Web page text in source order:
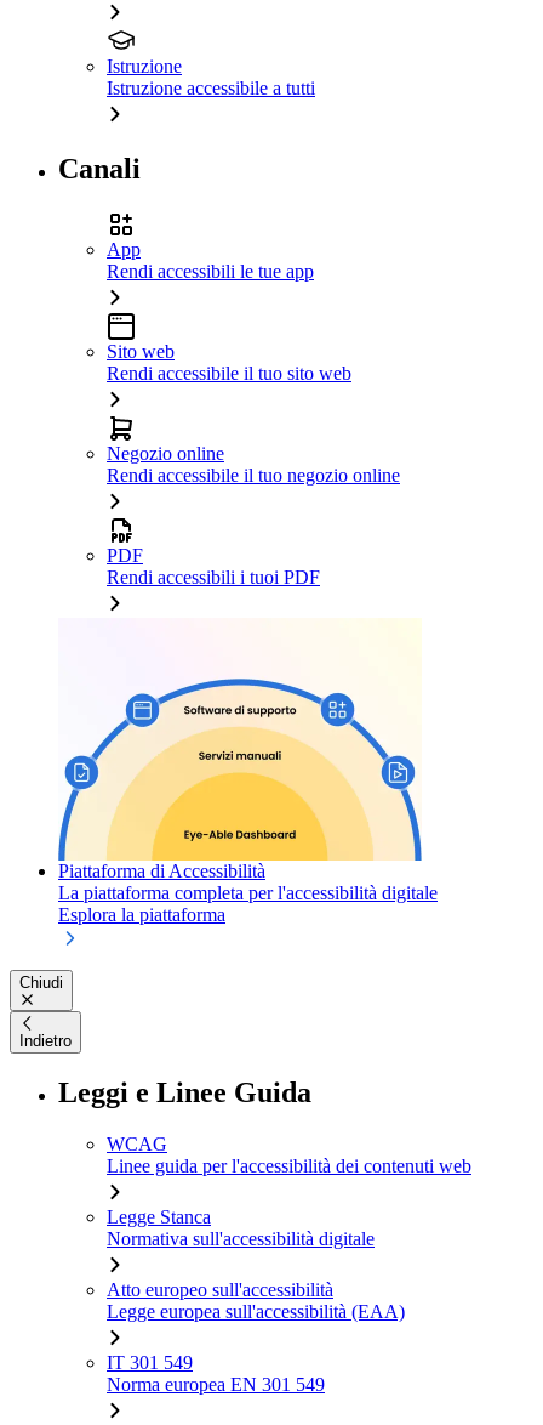
Istruzione
Istruzione accessibile a tutti
Canali
App
Rendi accessibili le tue app
Sito web
Rendi accessibile il tuo sito web
Negozio online
Rendi accessibile il tuo negozio online
PDF
Rendi accessibili i tuoi PDF
Piattaforma di Accessibilità
La piattaforma completa per l'accessibilità digitale
Esplora la piattaforma
Chiudi
Indietro
Leggi e Linee Guida
WCAG
Linee guida per l'accessibilità dei contenuti web
Legge Stanca
Normativa sull'accessibilità digitale
Atto europeo sull'accessibilità
Legge europea sull'accessibilità (EAA)
IT 301 549
Norma europea EN 301 549